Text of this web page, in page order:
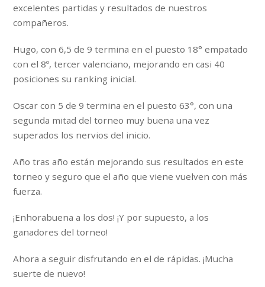
excelentes partidas y resultados de nuestros
compañeros.
Hugo, con 6,5 de 9 termina en el puesto 18° empatado
con el 8º, tercer valenciano, mejorando en casi 40
posiciones su ranking inicial.
Oscar con 5 de 9 termina en el puesto 63°, con una
segunda mitad del torneo muy buena una vez
superados los nervios del inicio.
Año tras año están mejorando sus resultados en este
torneo y seguro que el año que viene vuelven con más
fuerza.
¡Enhorabuena a los dos! ¡Y por supuesto, a los
ganadores del torneo!
Ahora a seguir disfrutando en el de rápidas. ¡Mucha
suerte de nuevo!